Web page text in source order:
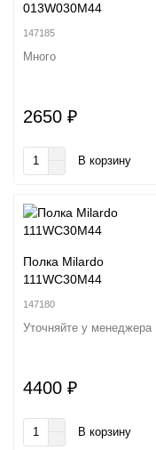
013W030M44
147185
Много
2650 ₽
В корзину
Полка Milardo
111WC30M44
147180
Уточняйте у менеджера
4400 ₽
В корзину